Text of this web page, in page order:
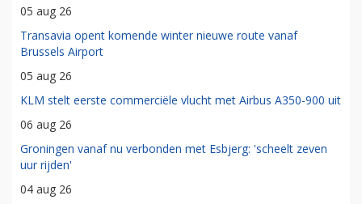
05 aug 26
Transavia opent komende winter nieuwe route vanaf
Brussels Airport
05 aug 26
KLM stelt eerste commerciële vlucht met Airbus A350-900 uit
06 aug 26
Groningen vanaf nu verbonden met Esbjerg: 'scheelt zeven
uur rijden'
04 aug 26